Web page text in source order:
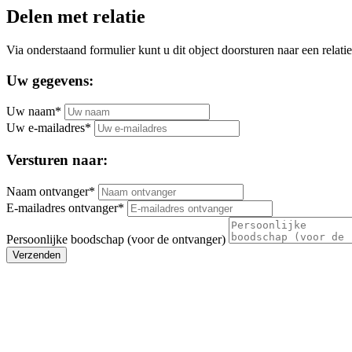
Delen met relatie
Via onderstaand formulier kunt u dit object doorsturen naar een
Uw gegevens:
Uw naam*
Uw e-mailadres*
Versturen naar:
Naam ontvanger*
E-mailadres ontvanger*
Persoonlijke boodschap (voor de ontvanger)
Verzenden